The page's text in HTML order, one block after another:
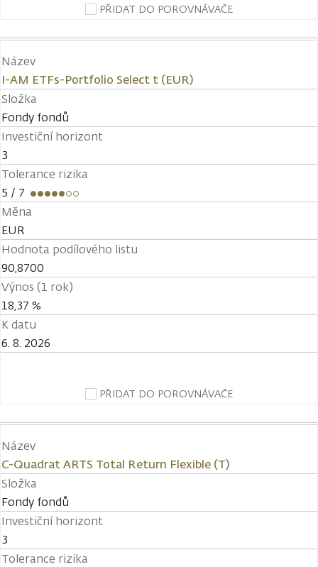
PŘIDAT DO POROVNÁVAČE
Název
I-AM ETFs-Portfolio Select t (EUR)
Složka
Fondy fondů
Investiční horizont
3
Tolerance rizika
5 / 7
Měna
EUR
Hodnota podílového listu
90,8700
Výnos (1 rok)
18,37 %
K datu
6. 8. 2026
PŘIDAT DO POROVNÁVAČE
Název
C-Quadrat ARTS Total Return Flexible (T)
Složka
Fondy fondů
Investiční horizont
3
Tolerance rizika